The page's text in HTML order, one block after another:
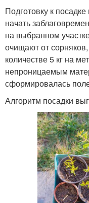
Подготовку к
начать
на выбранном
очищают от
количестве 5 кг на
непроницаемым
сформировалась
Алгоритм посадки